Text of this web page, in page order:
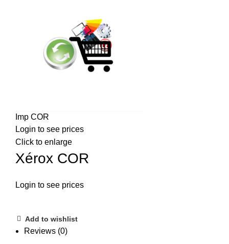
Imp COR
Login to see prices
Click to enlarge
Xérox COR
Login to see prices
Add to wishlist
Reviews (0)